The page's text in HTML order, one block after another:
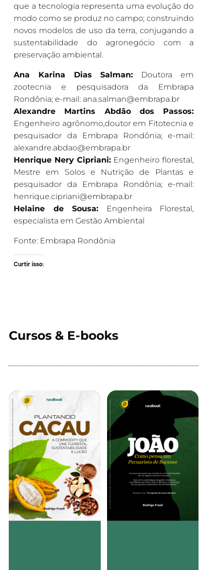
que a tecnologia representa uma evolução do
modo como se produz no campo; construindo
novos modelos de uso da terra, conjugando a
sustentabilidade do agronegócio com a
preservação ambiental.
Ana Karina Dias Salman: Doutora em
zootecnia e pesquisadora da Embrapa
Rondônia; e-mail: ana.salman@embrapa.br
Alexandre Martins Abdão dos Passos:
Engenheiro agrônomo,doutor em Fitotecnia e
pesquisador da Embrapa Rondônia; e-mail:
alexandre.abdao@embrapa.br
Henrique Nery Cipriani: Engenheiro florestal,
Mestre em Solos e Nutrição de Plantas e
pesquisador da Embrapa Rondônia; e-mail:
henrique.cipriani@embrapa.br
Helaine de Sousa: Engenheira Florestal,
especialista em Gestão Ambiental
Fonte: Embrapa Rondônia
Curtir isso:
Cursos & E-books